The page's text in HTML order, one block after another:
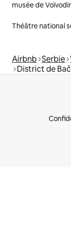
musée de
Airbnb Serbie
District de